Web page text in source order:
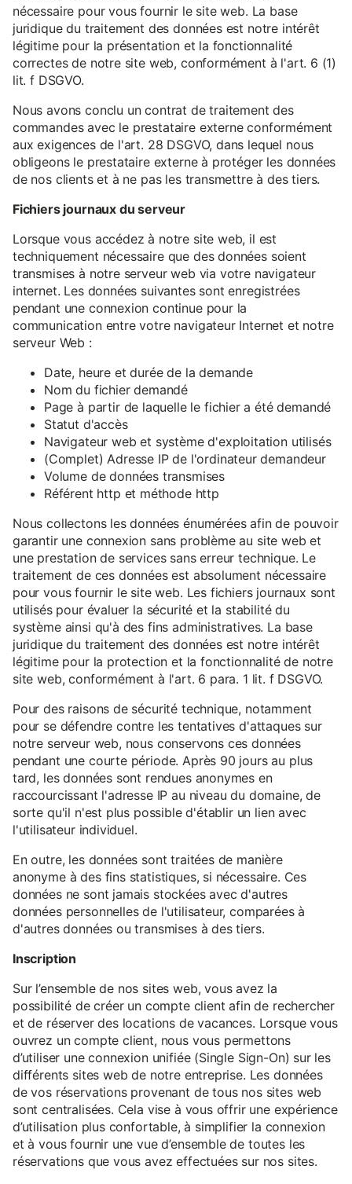
nécessaire pour vous fournir le site web. La base
juridique du traitement des données est notre intérêt
légitime pour la présentation et la fonctionnalité
correctes de notre site web, conformément à l'art. 6 (1)
lit. f DSGVO.
Nous avons conclu un contrat de traitement des
commandes avec le prestataire externe conformément
aux exigences de l'art. 28 DSGVO, dans lequel nous
obligeons le prestataire externe à protéger les données
de nos clients et à ne pas les transmettre à des tiers.
Fichiers journaux du serveur
Lorsque vous accédez à notre site web, il est
techniquement nécessaire que des données soient
transmises à notre serveur web via votre navigateur
internet. Les données suivantes sont enregistrées
pendant une connexion continue pour la
communication entre votre navigateur Internet et notre
serveur Web :
Date, heure et durée de la demande
Nom du fichier demandé
Page à partir de laquelle le fichier a été demandé
Statut d'accès
Navigateur web et système d'exploitation utilisés
(Complet) Adresse IP de l'ordinateur demandeur
Volume de données transmises
Référent http et méthode http
Nous collectons les données énumérées afin de pouvoir
garantir une connexion sans problème au site web et
une prestation de services sans erreur technique. Le
traitement de ces données est absolument nécessaire
pour vous fournir le site web. Les fichiers journaux sont
utilisés pour évaluer la sécurité et la stabilité du
système ainsi qu'à des fins administratives. La base
juridique du traitement des données est notre intérêt
légitime pour la protection et la fonctionnalité de notre
site web, conformément à l'art. 6 para. 1 lit. f DSGVO.
Pour des raisons de sécurité technique, notamment
pour se défendre contre les tentatives d'attaques sur
notre serveur web, nous conservons ces données
pendant une courte période. Après 90 jours au plus
tard, les données sont rendues anonymes en
raccourcissant l'adresse IP au niveau du domaine, de
sorte qu'il n'est plus possible d'établir un lien avec
l'utilisateur individuel.
En outre, les données sont traitées de manière
anonyme à des fins statistiques, si nécessaire. Ces
données ne sont jamais stockées avec d'autres
données personnelles de l'utilisateur, comparées à
d'autres données ou transmises à des tiers.
Inscription
Sur l’ensemble de nos sites web, vous avez la
possibilité de créer un compte client afin de rechercher
et de réserver des locations de vacances. Lorsque vous
ouvrez un compte client, nous vous permettons
d’utiliser une connexion unifiée (Single Sign-On) sur les
différents sites web de notre entreprise. Les données
de vos réservations provenant de tous nos sites web
sont centralisées. Cela vise à vous offrir une expérience
d’utilisation plus confortable, à simplifier la connexion
et à vous fournir une vue d’ensemble de toutes les
réservations que vous avez effectuées sur nos sites.